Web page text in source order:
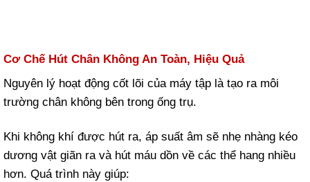
Cơ Chế Hút Chân Không An Toàn, Hiệu Quả
Nguyên lý hoạt động cốt lõi của máy tập là tạo ra môi
trường chân không bên trong ống trụ.
Khi không khí được hút ra, áp suất âm sẽ nhẹ nhàng kéo
dương vật giãn ra và hút máu dồn về các thể hang nhiều
hơn. Quá trình này giúp: